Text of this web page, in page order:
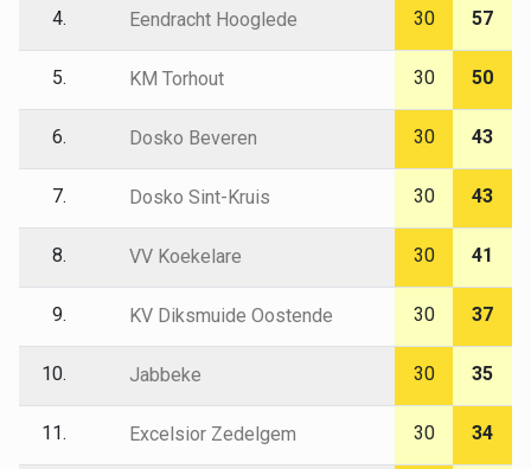
4. Eendracht Hooglede 30 57
5. KM Torhout 30 50
6. Dosko Beveren 30 43
7. Dosko Sint-Kruis 30 43
8. VV Koekelare 30 41
9. KV Diksmuide Oostende 30 37
10. Jabbeke 30 35
11. Excelsior Zedelgem 30 34